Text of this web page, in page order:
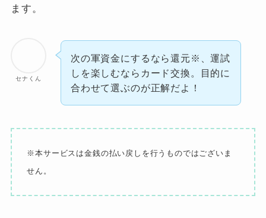
ます。
セナくん
次の軍資金にするなら還元※、運試
しを楽しむならカード交換。目的に
合わせて選ぶのが正解だよ！
※本サービスは金銭の払い戻しを行うものではございま
せん。